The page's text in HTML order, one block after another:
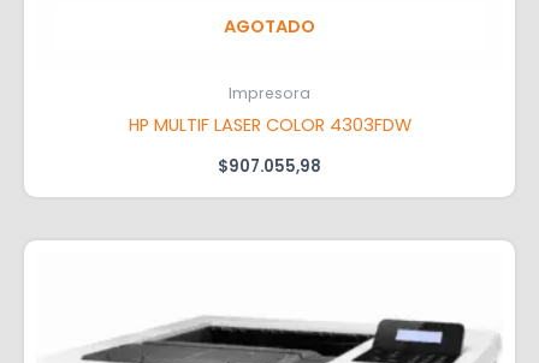
AGOTADO
Impresora
HP MULTIF LASER COLOR 4303FDW
$907.055,98